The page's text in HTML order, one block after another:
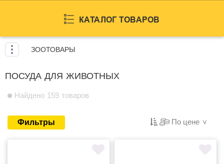
КАТАЛОГ ТОВАРОВ
ЗООТОВАРЫ
ПОСУДА ДЛЯ ЖИВОТНЫХ
Найдено 159 товаров
Фильтры По цене >